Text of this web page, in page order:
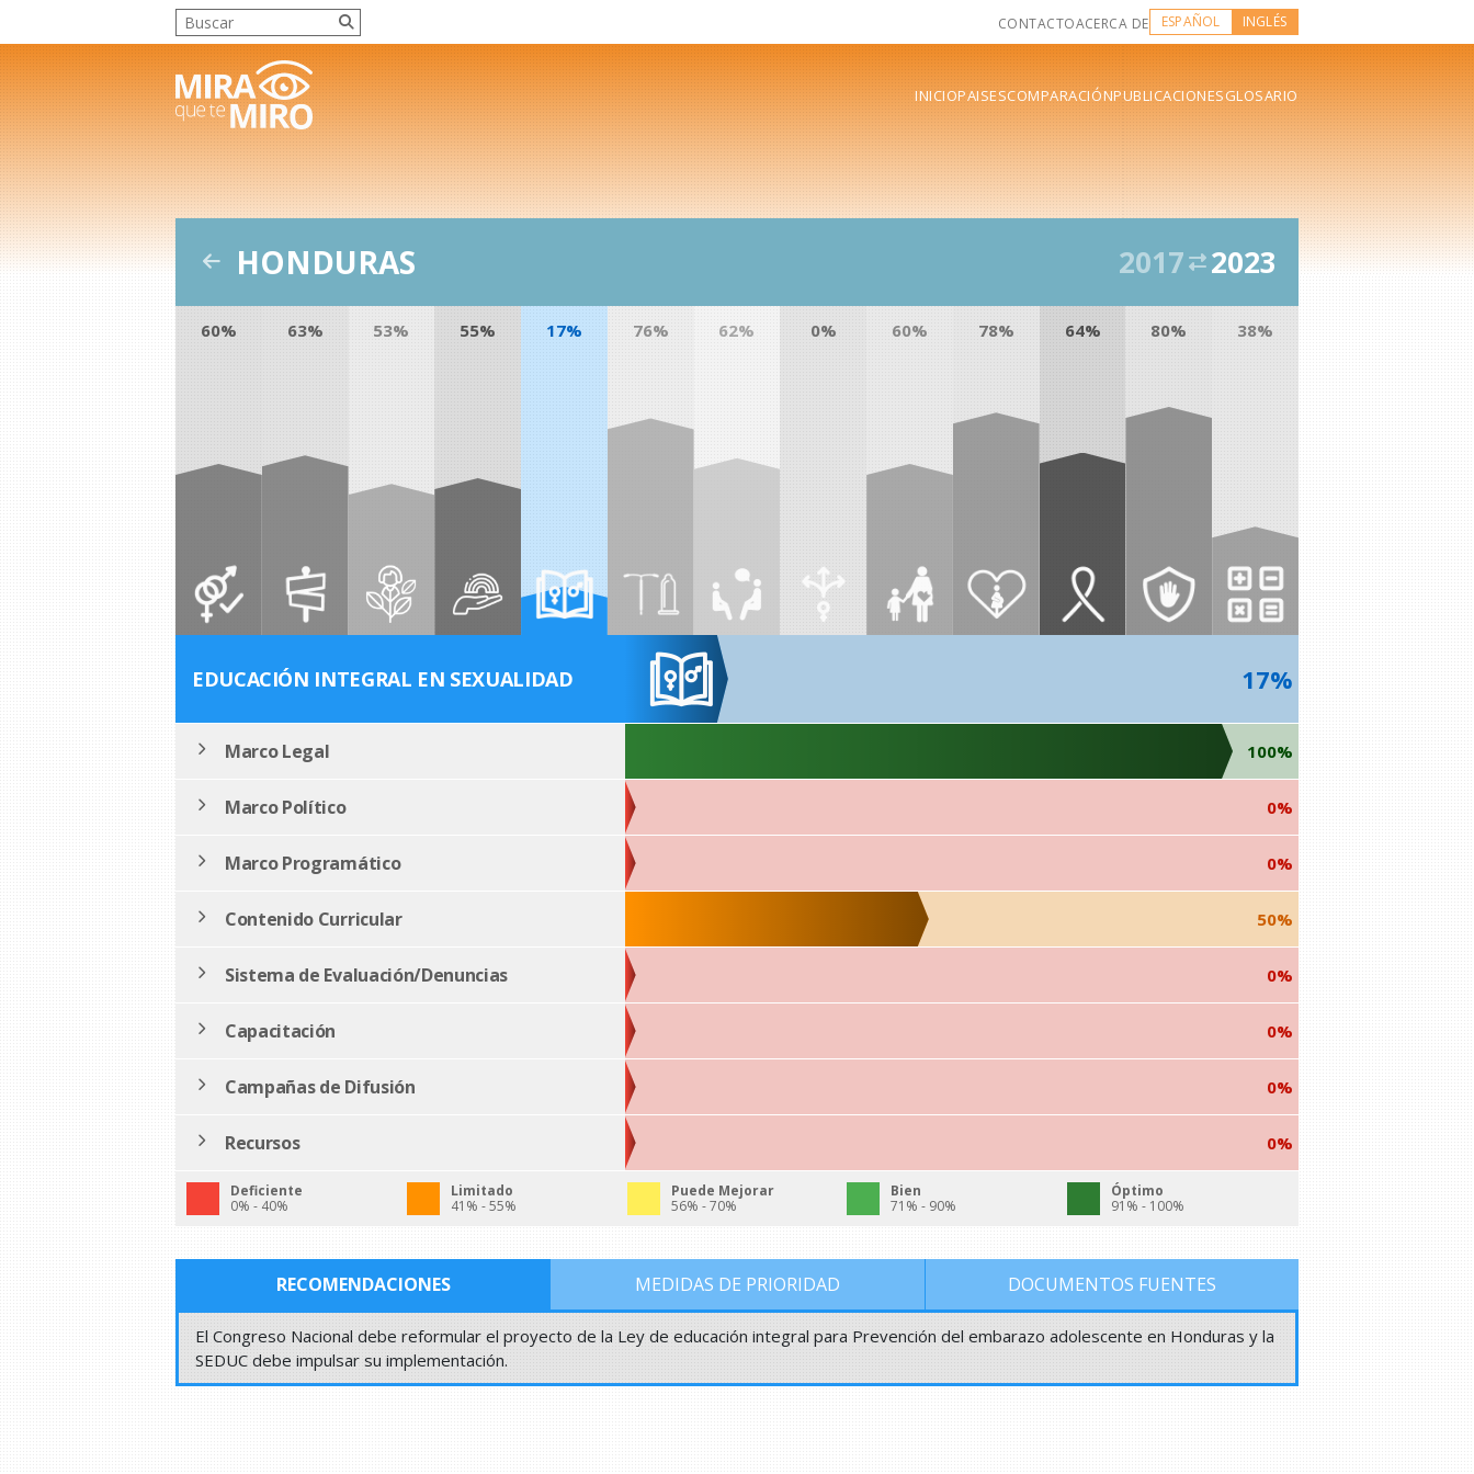
CONTACTOACERCA DE ESPAÑOL INGLÉS
INICIOPAISESCOMPARACIÓNPUBLICACIONESGLOSARIO
HONDURAS 2017 2023
60% 63% 53% 55% 17% 76% 62% 0% 60% 78% 64% 80% 38%
EDUCACIÓN INTEGRAL EN SEXUALIDAD 17%
Marco Legal 100%
Marco Político 0%
Marco Programático 0%
Contenido Curricular 50%
Sistema de Evaluación/Denuncias 0%
Capacitación 0%
Campañas de Difusión 0%
Recursos 0%
Deficiente
0% - 40%
Limitado
41% - 55%
Puede Mejorar
56% - 70%
Bien
71% - 90%
Óptimo
91% - 100%
RECOMENDACIONES MEDIDAS DE PRIORIDAD DOCUMENTOS FUENTES
El Congreso Nacional debe reformular el proyecto de la Ley de educación integral para Prevención del embarazo adolescente en Honduras y la
SEDUC debe impulsar su implementación.